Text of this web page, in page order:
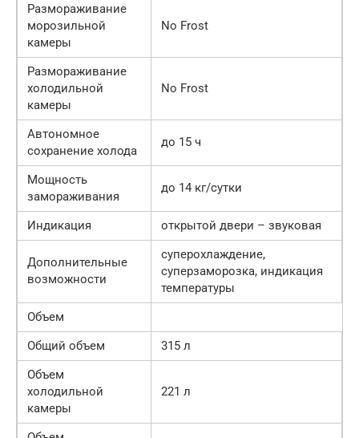
Размораживание
морозильной
камеры
No Frost
Размораживание
холодильной
камеры
No Frost
Автономное
сохранение холода
до 15 ч
Мощность
замораживания
до 14 кг/cутки
Индикация открытой двери – звуковая
Дополнительные
возможности
суперохлаждение,
суперзаморозка, индикация
температуры
Объем
Общий объем
315 л
Объем
холодильной
камеры
221 л